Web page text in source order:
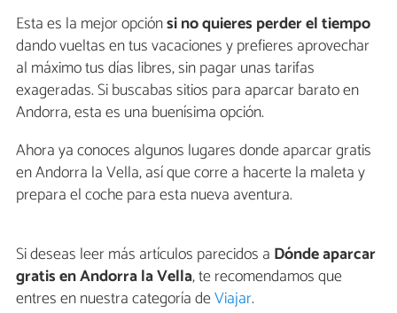
Esta es la mejor opciónsi no quieres perder el tiempo
dando vueltas en tus vacaciones y prefieres aprovechar
al máximo tus días libres, sin pagar unas tarifas
exageradas. Si buscabas sitios para aparcar barato en
Andorra, esta es una buenísima opción.
Ahora ya conoces algunos lugares donde aparcar gratis
en Andorra la Vella, así que corre a hacerte la maleta y
prepara el coche para esta nueva aventura.
Si deseas leer más artículos parecidos a Dónde aparcar
gratis en Andorra la Vella, te recomendamos que
entres en nuestra categoría deViajar.